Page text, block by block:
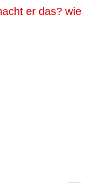
er das? wie